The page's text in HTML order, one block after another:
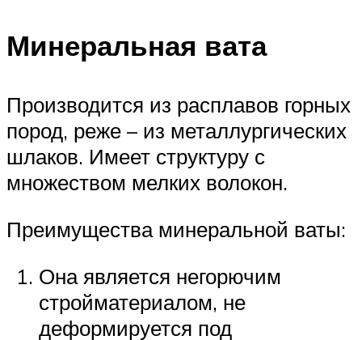
Минеральная вата
Производится из расплавов горных
пород, реже – из металлургических
шлаков. Имеет структуру с
множеством мелких волокон.
Преимущества минеральной ваты:
Она является негорючим
стройматериалом, не
деформируется под